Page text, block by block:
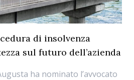
di insolvenza
sul futuro dell’azienda
ha nominato l’avvocato